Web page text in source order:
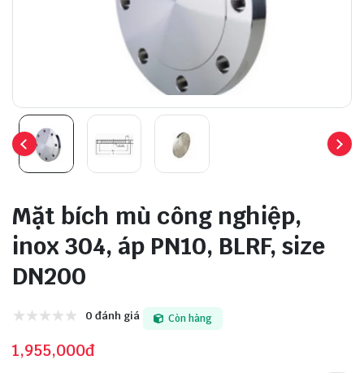
Mặt bích mù công nghiệp,
inox 304, áp PN10, BLRF, size
DN200
0 đánh giá Còn hàng
1,955,000đ